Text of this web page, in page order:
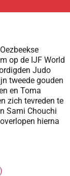
op de IJF World
Judo
tweede gouden
en Toma
zich tevreden te
Sami Chouchi
hierna